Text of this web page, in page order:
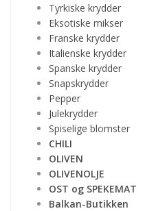
Tyrkiske krydder
Eksotiske mikser
Franske krydder
Italienske krydder
Spanske krydder
Snapskrydder
Pepper
Julekrydder
Spiselige blomster
CHILI
OLIVEN
OLIVENOLJE
OST og SPEKEMAT
Balkan-Butikken